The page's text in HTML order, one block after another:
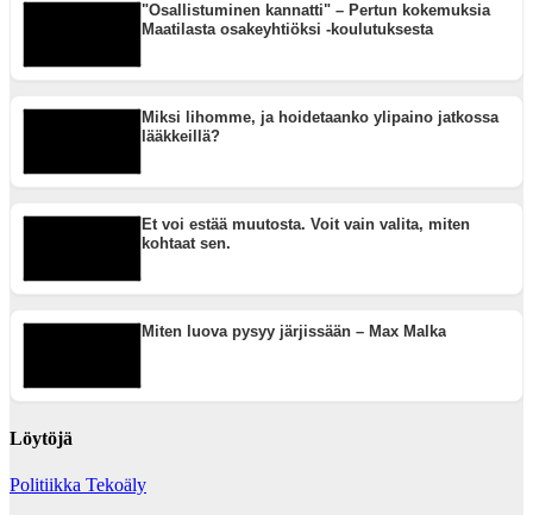
"Osallistuminen kannatti" – Pertun kokemuksia
Maatilasta osakeyhtiöksi -koulutuksesta
Miksi lihomme, ja hoidetaanko ylipaino jatkossa
lääkkeillä?
Et voi estää muutosta. Voit vain valita, miten
kohtaat sen.
Miten luova pysyy järjissään – Max Malka
Löytöjä
Politiikka Tekoäly